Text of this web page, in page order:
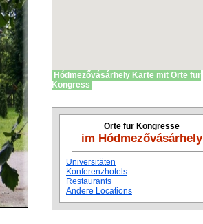
Hódmezővásárhely Karte mit Orte für
Kongress
Orte für Kongresse
im Hódmezővásárhely
Universitäten
Konferenzhotels
Restaurants
Andere Locations